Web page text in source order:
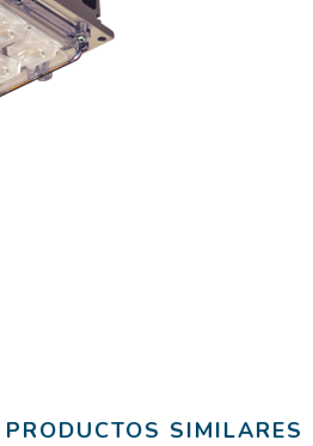
PRODUCTOS SIMILARES